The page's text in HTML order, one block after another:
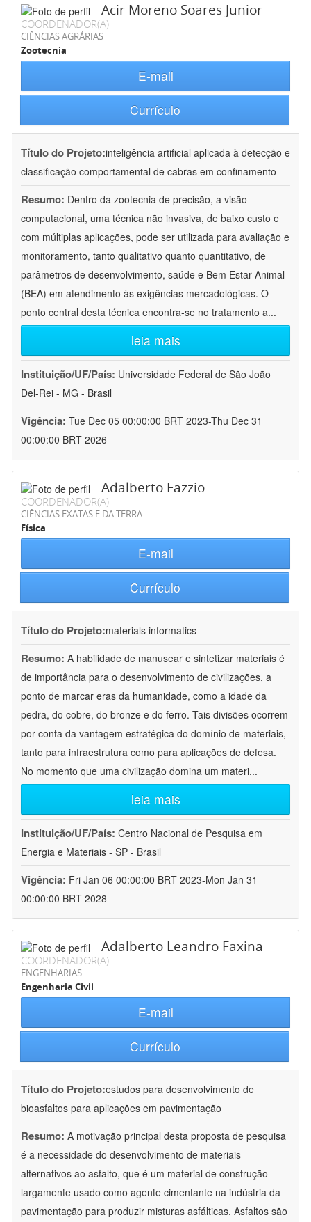
Acir Moreno Soares Junior
COORDENADOR(A)
CIÊNCIAS AGRÁRIAS
Zootecnia
E-mail
Currículo
Título do Projeto:inteligência artificial aplicada à detecção e
classificação comportamental de cabras em confinamento
Resumo: Dentro da zootecnia de precisão, a visão
computacional, uma técnica não invasiva, de baixo custo e
com múltiplas aplicações, pode ser utilizada para avaliação e
monitoramento, tanto qualitativo quanto quantitativo, de
parâmetros de desenvolvimento, saúde e Bem Estar Animal
(BEA) em atendimento às exigências mercadológicas. O
ponto central desta técnica encontra-se no tratamento a...
leia mais
Instituição/UF/País: Universidade Federal de São João
Del-Rei - MG - Brasil
Vigência: Tue Dec 05 00:00:00 BRT 2023-Thu Dec 31
00:00:00 BRT 2026
Adalberto Fazzio
COORDENADOR(A)
CIÊNCIAS EXATAS E DA TERRA
Física
E-mail
Currículo
Título do Projeto:materials informatics
Resumo: A habilidade de manusear e sintetizar materiais é
de importância para o desenvolvimento de civilizações, a
ponto de marcar eras da humanidade, como a idade da
pedra, do cobre, do bronze e do ferro. Tais divisões ocorrem
por conta da vantagem estratégica do domínio de materiais,
tanto para infraestrutura como para aplicações de defesa.
No momento que uma civilização domina um materi...
leia mais
Instituição/UF/País: Centro Nacional de Pesquisa em
Energia e Materiais - SP - Brasil
Vigência: Fri Jan 06 00:00:00 BRT 2023-Mon Jan 31
00:00:00 BRT 2028
Adalberto Leandro Faxina
COORDENADOR(A)
ENGENHARIAS
Engenharia Civil
E-mail
Currículo
Título do Projeto:estudos para desenvolvimento de
bioasfaltos para aplicações em pavimentação
Resumo: A motivação principal desta proposta de pesquisa
é a necessidade do desenvolvimento de materiais
alternativos ao asfalto, que é um material de construção
largamente usado como agente cimentante na indústria da
pavimentação para produzir misturas asfálticas. Asfaltos são